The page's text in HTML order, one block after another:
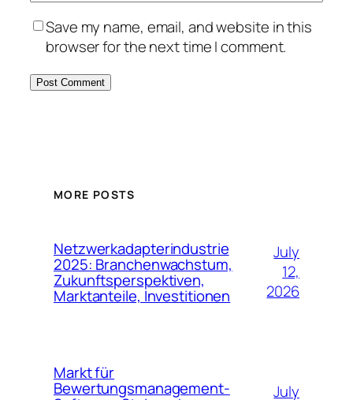
Save my name, email, and website in this
browser for the next time I comment.
MORE POSTS
Netzwerkadapterindustrie
2025: Branchenwachstum,
Zukunftsperspektiven,
Marktanteile, Investitionen
July
12,
2026
Markt für
Bewertungsmanagement- July